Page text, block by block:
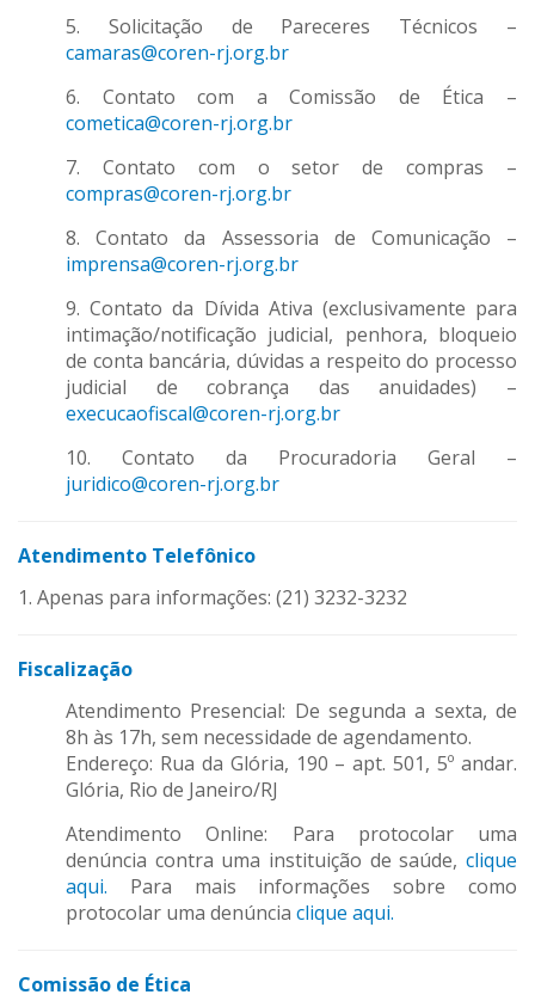
5. Solicitação de Pareceres Técnicos –
camaras@coren-rj.org.br
6. Contato com a Comissão de Ética –
cometica@coren-rj.org.br
7. Contato com o setor de compras –
compras@coren-rj.org.br
8. Contato da Assessoria de Comunicação –
imprensa@coren-rj.org.br
9. Contato da Dívida Ativa (exclusivamente para
intimação/notificação judicial, penhora, bloqueio
de conta bancária, dúvidas a respeito do processo
judicial de cobrança das anuidades) –
execucaofiscal@coren-rj.org.br
10. Contato da Procuradoria Geral –
juridico@coren-rj.org.br
Atendimento Telefônico
1. Apenas para informações: (21) 3232-3232
Fiscalização
Atendimento Presencial: De segunda a sexta, de
8h às 17h, sem necessidade de agendamento.
Endereço: Rua da Glória, 190 – apt. 501, 5º andar.
Glória, Rio de Janeiro/RJ
Atendimento Online: Para protocolar uma
denúncia contra uma instituição de saúde, clique
aqui. Para mais informações sobre como
protocolar uma denúncia clique aqui.
Comissão de Ética